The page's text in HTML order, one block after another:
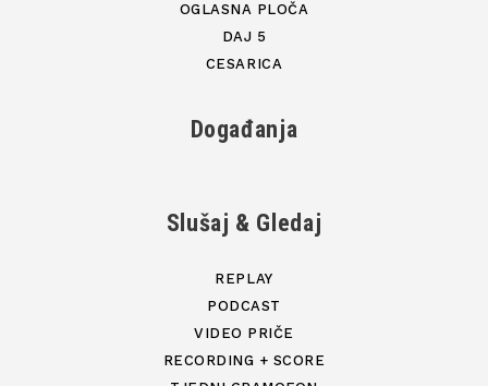
OGLASNA PLOČA
DAJ 5
CESARICA
Događanja
Slušaj & Gledaj
REPLAY
PODCAST
VIDEO PRIČE
RECORDING + SCORE